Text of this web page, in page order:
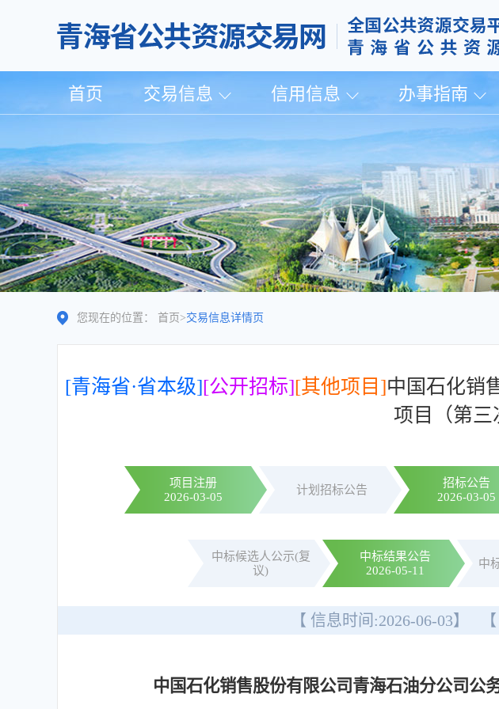
首页 交易信息 信用信息 办事指南
您现在的位置： 首页 >交易信息详情页
[青海省·省本级][公开招标][其他项目]中国石化销
项目（第三
项目注册
2026-03-05
计划招标公告
招标公告
2026-03-05
中标候选人公示(复
议)
中标结果公告
2026-05-11
中
【 信息时间:2026-06-03】
中国石化销售股份有限公司青海石油分公司